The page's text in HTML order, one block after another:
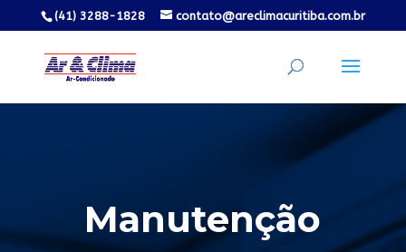
(41) 3288-1828 contato@areclimacuritiba.com.br
Manutenção